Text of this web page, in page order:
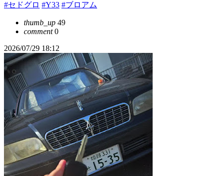
#セドグロ #Y33 #ブロアム
thumb_up 49
comment0
2026/07/29 18:12